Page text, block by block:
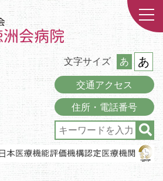
文字サイズ あ あ
交通アクセス
住所・電話番号